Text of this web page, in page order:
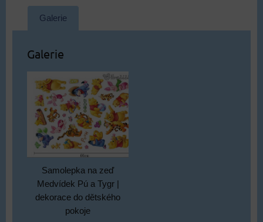
Galerie
Galerie
Samolepka na zeď
Medvídek Pú a Tygr |
dekorace do dětského
pokoje